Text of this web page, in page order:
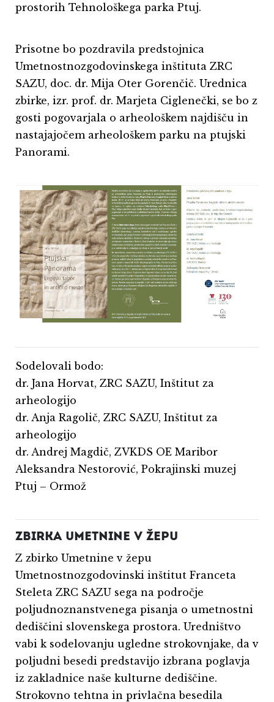
prostorih Tehnološkega parka Ptuj.
Prisotne bo pozdravila predstojnica
Umetnostnozgodovinskega inštituta ZRC
SAZU, doc. dr. Mija Oter Gorenčič. Urednica
zbirke, izr. prof. dr. Marjeta Ciglenečki, se bo z
gosti pogovarjala o arheološkem najdišču in
nastajajočem arheološkem parku na ptujski
Panorami.
Sodelovali bodo:
dr. Jana Horvat, ZRC SAZU, Inštitut za
arheologijo
dr. Anja Ragolič, ZRC SAZU, Inštitut za
arheologijo
dr. Andrej Magdič, ZVKDS OE Maribor
Aleksandra Nestorović, Pokrajinski muzej
Ptuj – Ormož
ZBIRKA UMETNINE V ŽEPU
Z zbirko Umetnine v žepu
Umetnostnozgodovinski inštitut Franceta
Steleta ZRC SAZU sega na področje
poljudnoznanstvenega pisanja o umetnostni
dediščini slovenskega prostora. Uredništvo
vabi k sodelovanju ugledne strokovnjake, da v
poljudni besedi predstavijo izbrana poglavja
iz zakladnice naše kulturne dediščine.
Strokovno tehtna in privlačna besedila